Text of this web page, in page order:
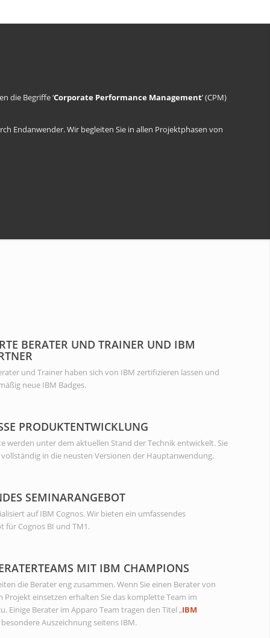
die Begriffe ‘Corporate Performance Management’ (CPM)
Endanwender. Wir begleiten Sie in allen Projektphasen von
BERATER UND TRAINER UND IBM
und Trainer haben sich von IBM zertifizieren lassen und
neue IBM Badges.
PRODUKTENTWICKLUNG
werden unter dem aktuellen Stand der Technik entwickelt. Sie
in die neusten Versionen der Hauptanwendung.
SEMINARANGEBOT
auf IBM Cognos. Wir bieten ein umfassendes
für Cognos BI und TM1.
MIT IBM CHAMPIONS
die Berater eng zusammen. Wenn Sie einen Berater von
Projekt einsetzen erhalten Sie das komplette Team im
Einige Berater im Apparo Team tragen den Titel „IBM
besondere Auszeichnung seitens IBM.